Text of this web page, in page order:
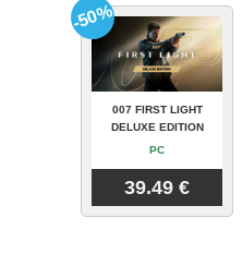
007 FIRST LIGHT
DELUXE EDITION
PC
39.49 €
-50%